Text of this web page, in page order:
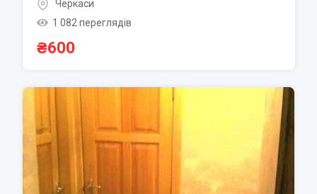
Черкаси
1 082 переглядів
₴600